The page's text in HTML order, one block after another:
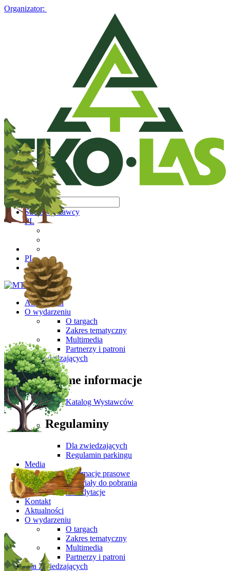
Organizator:
Strefa Wystawcy
PL
PL
Aktualności
O wydarzeniu
O targach
Zakres tematyczny
Multimedia
Partnerzy i patroni
Dla Zwiedzających
Ważne informacje
Katalog Wystawców
Regulaminy
Dla zwiedzających
Regulamin parkingu
Media
Informacje prasowe
Materiały do pobrania
Akredytacje
Kontakt
Aktualności
O wydarzeniu
O targach
Zakres tematyczny
Multimedia
Partnerzy i patroni
Dla Zwiedzających